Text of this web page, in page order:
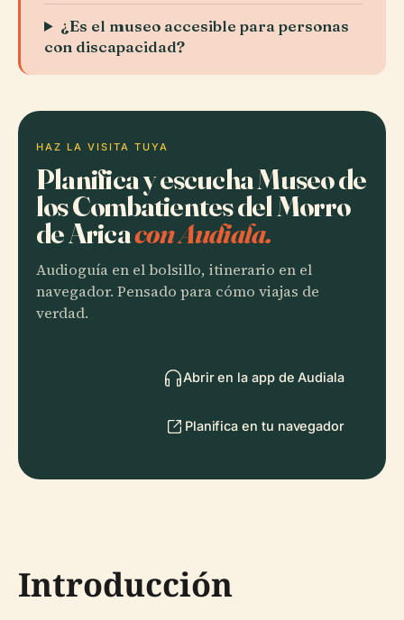
¿Es el museo accesible para personas
con discapacidad?
HAZ LA VISITA TUYA
Planifica y escucha Museo de
los Combatientes del Morro
de Aricacon Audiala.
Audioguía en el bolsillo, itinerario en el
navegador. Pensado para cómo viajas de
verdad.
Abrir en la app de Audiala
Planifica en tu navegador
Introducción